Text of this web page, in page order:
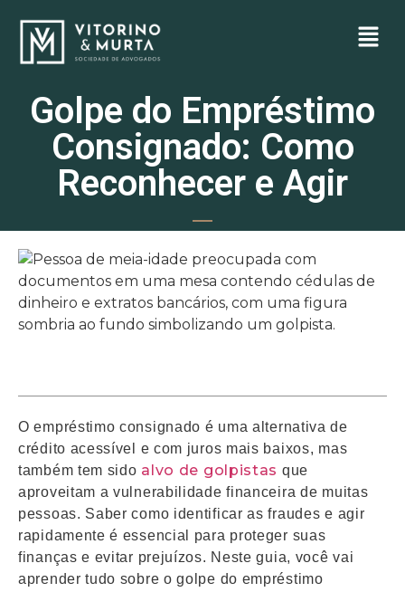
Golpe do Empréstimo
Consignado: Como
Reconhecer e Agir
O empréstimo consignado é uma alternativa de
crédito acessível e com juros mais baixos, mas
também tem sido alvo de golpistas que
aproveitam a vulnerabilidade financeira de muitas
pessoas. Saber como identificar as fraudes e agir
rapidamente é essencial para proteger suas
finanças e evitar prejuízos. Neste guia, você vai
aprender tudo sobre o golpe do empréstimo